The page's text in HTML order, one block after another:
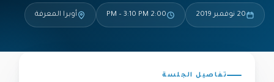
20 نوفمبر 2019 2:00 PM – 3:10 PM أوبرا المعرفة
تفاصيل الجلسة